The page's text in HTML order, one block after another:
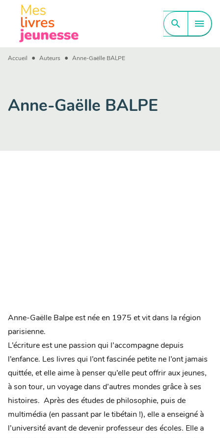
MENU CONTENU
PIED DE PAGE
search menu
Accueil • Auteurs • Anne-Gaëlle BALPE
Anne-Gaëlle BALPE
Anne-Gaëlle Balpe est née en 1975 et vit dans la région
parisienne.
L’écriture est une passion qui l’accompagne depuis
l’enfance. Les livres qui l’ont fascinée petite ne l’ont jamais
quittée, et elle aime à penser qu’elle peut offrir aux jeunes,
à son tour, un voyage dans d’autres mondes grâce à ses
histoires. Après des études de philosophie, puis de
multimédia (en passant par le tibétain !), elle a enseigné à
l’université avant de devenir professeur des écoles. Elle a